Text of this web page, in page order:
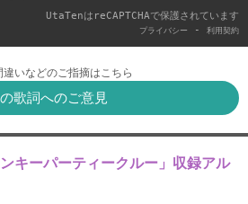
UtaTenはreCAPTCHAで保護されています
プライバシー - 利用契約
違いなどのご指摘はこちら
歌詞へのご意見
ンキーパーティークルー」収録アル